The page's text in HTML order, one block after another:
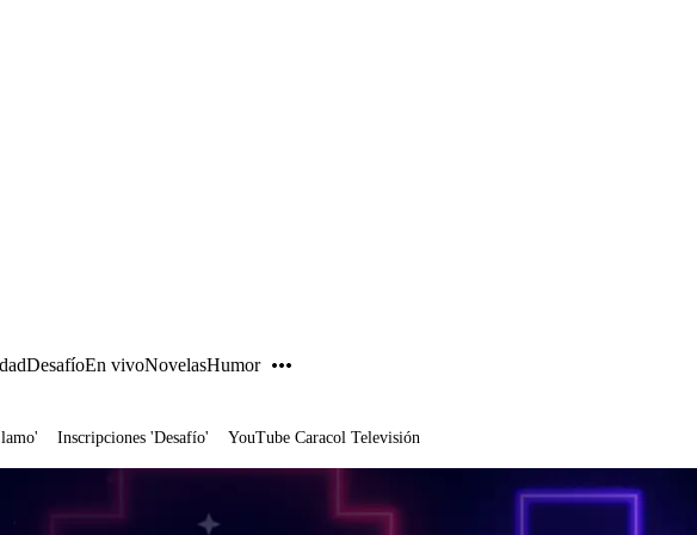
DesafíoEn vivoNovelasHumor
Inscripciones 'Desafío' YouTube Caracol Televisión